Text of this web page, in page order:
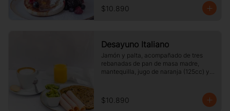
$10.890
Desayuno Italiano
Jamón y palta, acompañado de tres
rebanadas de pan de masa madre,
mantequilla, jugo de naranja (125cc) y
$10.890